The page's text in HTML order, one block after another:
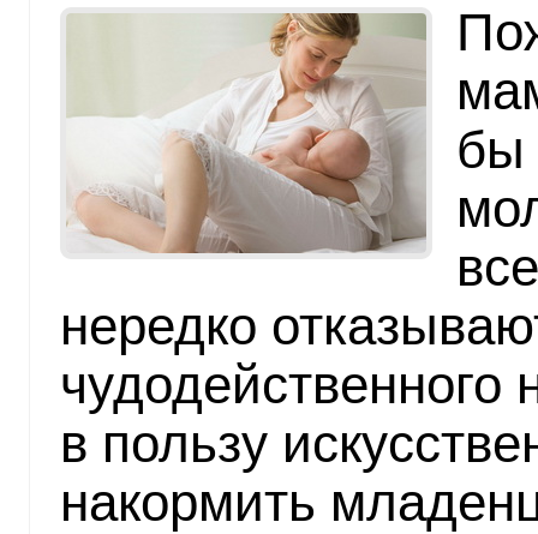
бы
нередко
чудодейственного
в пользу
накормить